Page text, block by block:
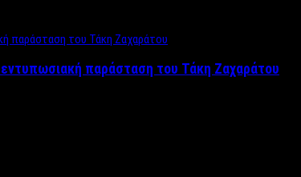
παράσταση του Τάκη Ζαχαράτου